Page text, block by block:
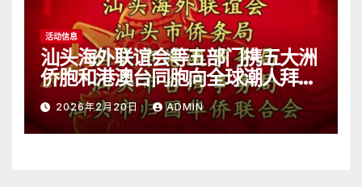
活动信息
汕头海外联谊会等五部门携五大洲
侨胞和港澳台同胞向全球潮人拜
年！
2026年2月20日 ADMIN